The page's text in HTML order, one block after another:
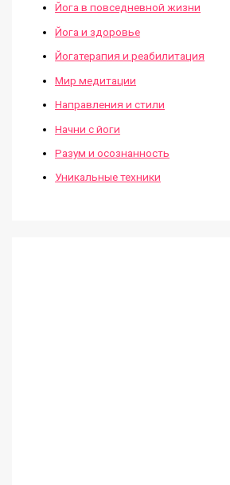
Йога в повседневной жизни
Йога и здоровье
Йогатерапия и реабилитация
Мир медитации
Направления и стили
Начни с йоги
Разум и осознанность
Уникальные техники